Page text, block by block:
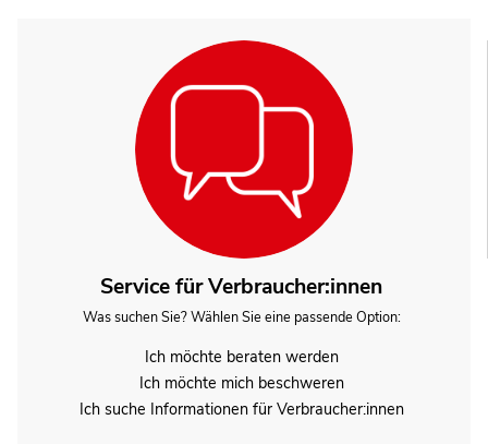
Service für Verbraucher:innen
Was suchen Sie? Wählen Sie eine passende Option:
Ich möchte beraten werden
Ich möchte mich beschweren
Ich suche Informationen für Verbraucher:innen